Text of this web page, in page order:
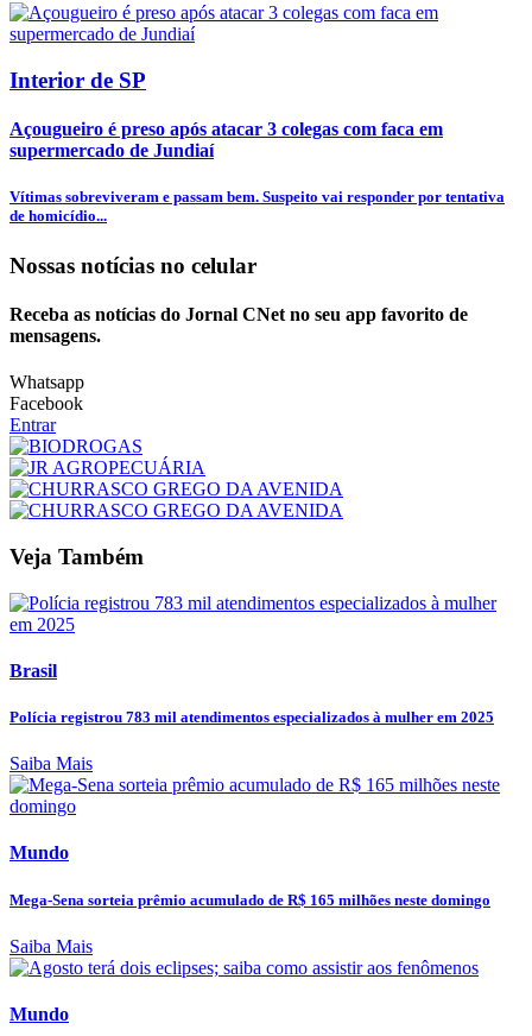
Interior de SP
Açougueiro é preso após atacar 3 colegas com faca em
supermercado de Jundiaí
Vítimas sobreviveram e passam bem. Suspeito vai responder por tentativa
de homicídio...
Nossas notícias no celular
Receba as notícias do Jornal CNet no seu app favorito de
mensagens.
Whatsapp
Facebook
Entrar
Veja Também
Brasil
Polícia registrou 783 mil atendimentos especializados à mulher em 2025
Saiba Mais
Mundo
Mega-Sena sorteia prêmio acumulado de R$ 165 milhões neste domingo
Saiba Mais
Mundo